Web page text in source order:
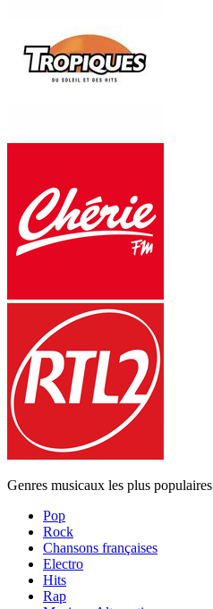
Genres musicaux les plus populaires
Pop
Rock
Chansons françaises
Electro
Hits
Rap